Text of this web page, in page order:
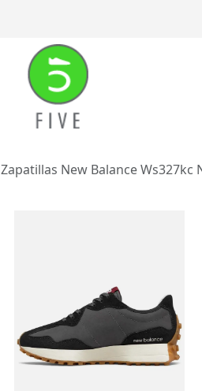
Zapatillas New Balance Ws327kc